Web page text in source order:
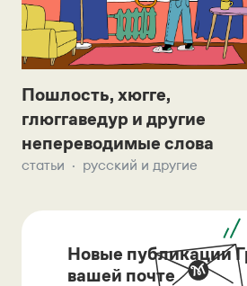
Пошлость, хюгге,
глюггаведур и другие
непереводимые слова
статьи русский и другие
Новые публикации
вашей почте